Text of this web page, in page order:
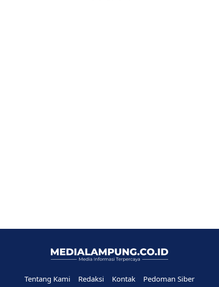
Tentang Kami Redaksi Kontak Pedoman Siber